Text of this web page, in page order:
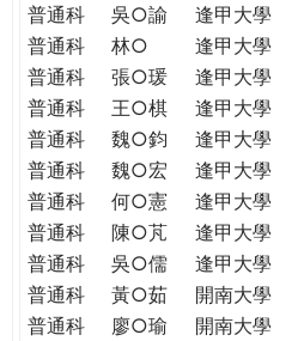
普通科
吳○諭 逢甲大學
普通科
林○ 逢甲大學
普通科
張○瑗 逢甲大學
普通科
王○棋 逢甲大學
普通科
魏○鈞 逢甲大學
普通科
魏○宏 逢甲大學
普通科
何○憲 逢甲大學
普通科
陳○芃 逢甲大學
普通科
吳○儒 逢甲大學
普通科
黃○茹 開南大學
普通科
廖○瑜 開南大學